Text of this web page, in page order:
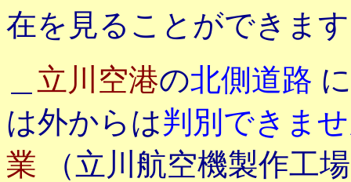
在を見ることができま
立川空港の北側道路
は外からは判別できま
業 （立川航空機製作工